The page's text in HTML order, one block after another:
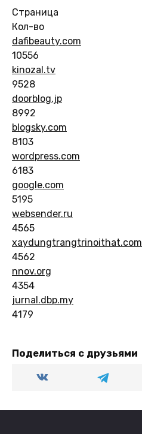
Страница
Кол-во
dafibeauty.com
10556
kinozal.tv
9528
doorblog.jp
8992
blogsky.com
8103
wordpress.com
6183
google.com
5195
websender.ru
4565
xaydungtrangtrinoithat.com
4562
nnov.org
4354
jurnal.dbp.my
4179
Поделиться с друзьями